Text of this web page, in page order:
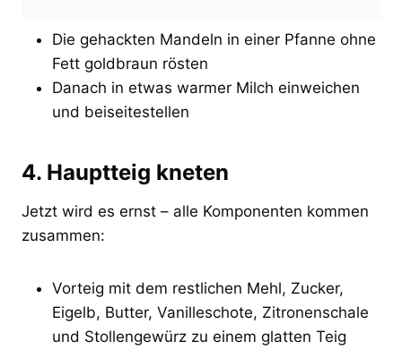
Die gehackten Mandeln in einer Pfanne ohne
Fett goldbraun rösten
Danach in etwas warmer Milch einweichen
und beiseitestellen
4. Hauptteig kneten
Jetzt wird es ernst – alle Komponenten kommen
zusammen:
Vorteig mit dem restlichen Mehl, Zucker,
Eigelb, Butter, Vanilleschote, Zitronenschale
und Stollengewürz zu einem glatten Teig